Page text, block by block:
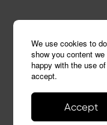
We use cookies to
show you content we
happy with the use
accept.
Accept
Các công cụ
thể giúp bạn
của mình, theo